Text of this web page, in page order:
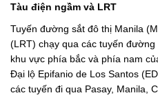
Tàu điện ngầm và LRT
Tuyến đường sắt đô thị Manila
(LRT) chạy qua các tuyến
khu vực phía bắc và phía nam
Đại lộ Epifanio de Los Santos
các tuyến đi qua Pasay, Manila,